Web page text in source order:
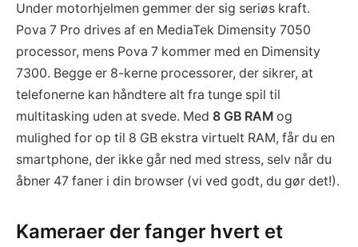
Under motorhjelmen gemmer der sig seriøs kraft.
Pova 7 Pro drives af en MediaTek Dimensity 7050
processor, mens Pova 7 kommer med en Dimensity
7300. Begge er 8-kerne processorer, der sikrer, at
telefonerne kan håndtere alt fra tunge spil til
multitasking uden at svede. Med 8 GB RAM og
mulighed for op til 8 GB ekstra virtuelt RAM, får du en
smartphone, der ikke går ned med stress, selv når du
åbner 47 faner i din browser (vi ved godt, du gør det!).
Kameraer der fanger hvert et